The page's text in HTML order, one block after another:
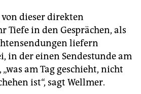
dieser direkten
in den Gesprächen, als
liefern
in der einen Sendestunde am
am Tag geschieht, nicht
ist“, sagt Wellmer.